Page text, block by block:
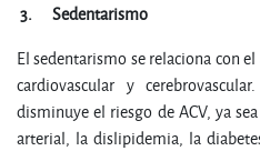
3. Sedentarismo
El sedentarismo se relaciona con
cardiovascular y
disminuye el riesgo de ACV, ya
arterial, la dislipidemia, la